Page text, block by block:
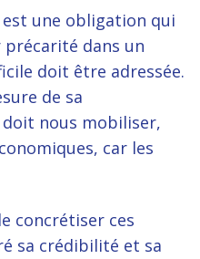
une obligation qui
précarité dans un
doit être adressée.
de sa
nous mobiliser,
car les
concrétiser ces
sa crédibilité et sa